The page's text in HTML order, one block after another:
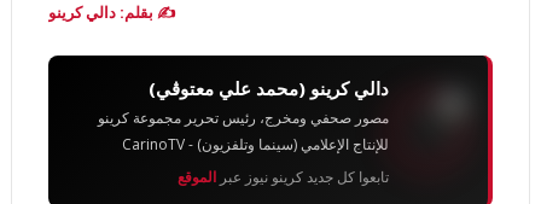
✍️ بقلم: دالي كرينو
دالي كرينو (محمد علي معتوڨي)
مصور صحفي ومخرج، رئيس تحرير مجموعة كرينو
للإنتاج الإعلامي (سينما وتلفزيون) - CarinoTV
تابعوا كل جديد كرينو نيوز عبر الموقع